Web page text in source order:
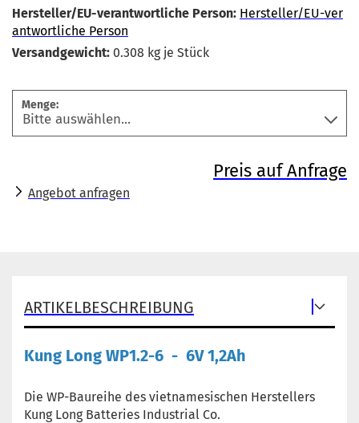
Hersteller/EU-verantwortliche Person: Hersteller/EU-ver
antwortliche Person
Versandgewicht: 0.308 kg je Stück
Menge:
Preis auf Anfrage
Angebot anfragen
ARTIKELBESCHREIBUNG
Kung Long WP1.2-6 - 6V 1,2Ah
Die WP-Baureihe des vietnamesischen Herstellers
Kung Long Batteries Industrial Co.